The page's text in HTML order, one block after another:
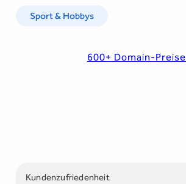
Sport & Hobbys
600+ Domain-Preise
Kundenzufriedenheit